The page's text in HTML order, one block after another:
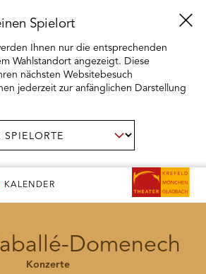
KALENDER
Spielort
Ihnen nur die entsprechenden
Wahlstandort angezeigt. Diese
nächsten Websitebesuch
jederzeit zur anfänglichen Darstellung
Domenech
Konzerte